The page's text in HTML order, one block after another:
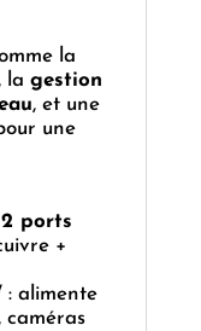
la
, la gestion
, et une
une
ports
+
: alimente
caméras